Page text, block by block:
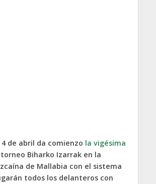
de abril da comienzo la vigésima
Biharko Izarrak en la
de Mallabia con el sistema
todos los delanteros con